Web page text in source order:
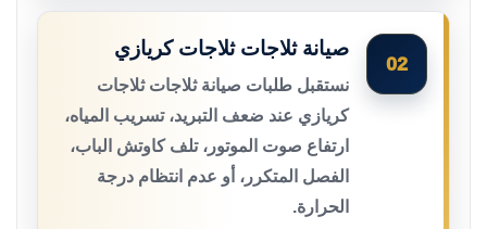
02
صيانة ثلاجات ثلاجات كريازي
نستقبل طلبات صيانة ثلاجات ثلاجات
كريازي عند ضعف التبريد، تسريب المياه،
ارتفاع صوت الموتور، تلف كاوتش الباب،
الفصل المتكرر، أو عدم انتظام درجة
الحرارة.